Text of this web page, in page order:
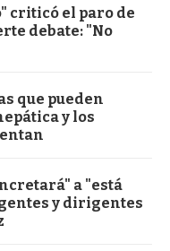
criticó el paro de
debate: "No
que pueden
y los
a "está
y dirigentes